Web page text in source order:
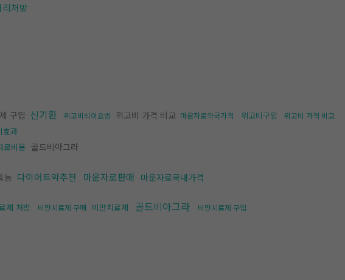
처방
구입 신기환 위고비식이요법 위고비 가격 비교 마운자로약국가격 위고비구입 위고비 가격 비교
효과
로비용 골드비아그라
능 다이어트약추천 마운자로판매 마운자로국내가격
제 처방 비만치료제 구매 비만치료제 골드비아그라
비만치료제 구입